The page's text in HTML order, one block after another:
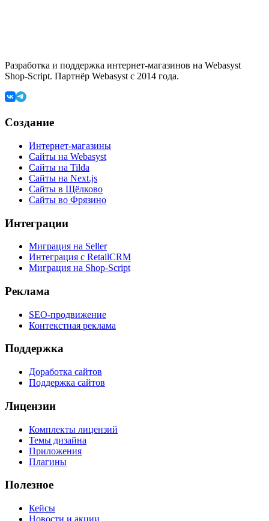
Разработка и поддержка интернет-магазинов на Webasyst
Shop-Script. Партнёр Webasyst с 2014 года.
Создание
Интернет-магазины
Сайты на Webasyst
Сайты на Tilda
Сайты на Next.js
Сайты в Щёлково
Сайты во Фрязино
Интеграции
Миграция на Seller
Интеграция с RetailCRM
Миграция на Shop-Script
Реклама
SEO-продвижение
Контекстная реклама
Поддержка
Доработка сайтов
Поддержка сайтов
Лицензии
Комплекты лицензий
Темы дизайна
Приложения
Плагины
Полезное
Кейсы
Новости и акции